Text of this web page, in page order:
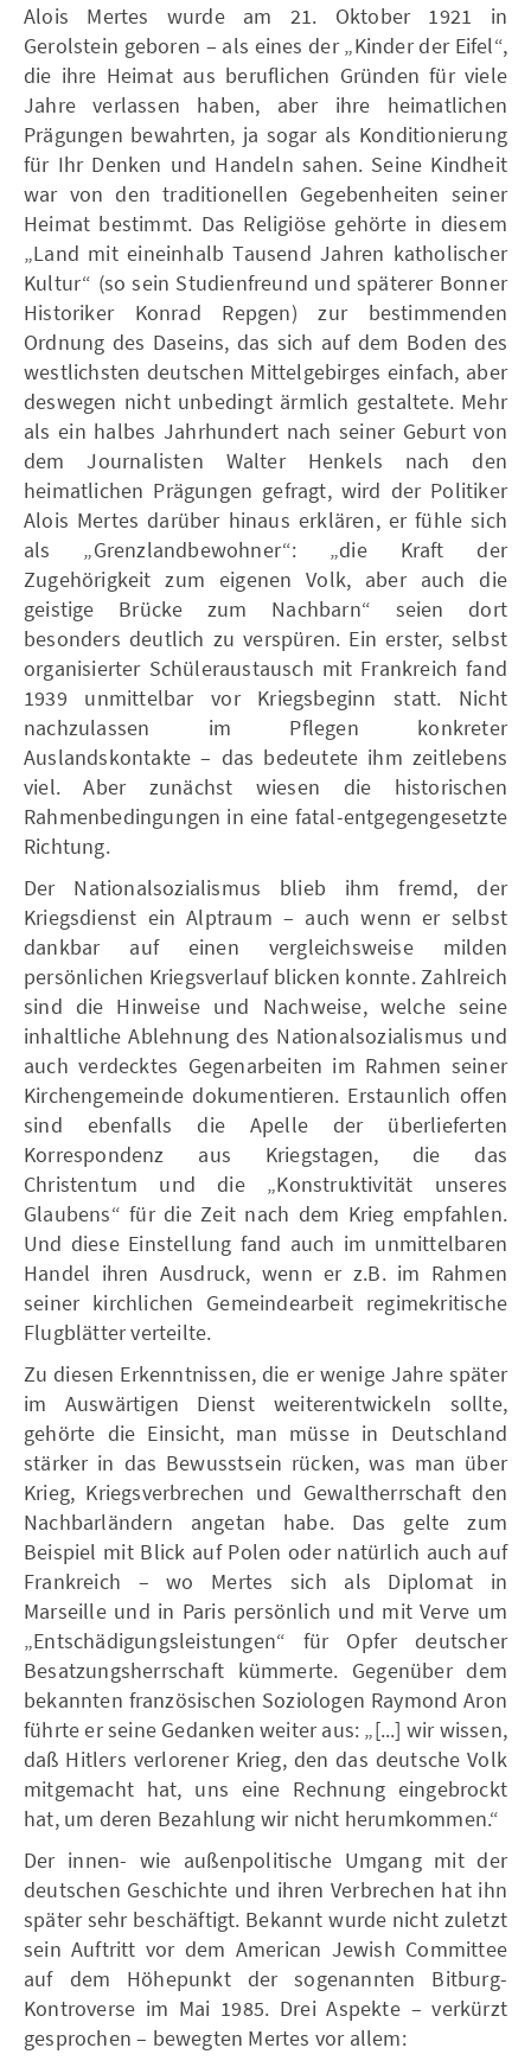
Alois Mertes wurde am 21. Oktober 1921 in
Gerolstein geboren – als eines der „Kinder der Eifel“,
die ihre Heimat aus beruflichen Gründen für viele
Jahre verlassen haben, aber ihre heimatlichen
Prägungen bewahrten, ja sogar als Konditionierung
für Ihr Denken und Handeln sahen. Seine Kindheit
war von den traditionellen Gegebenheiten seiner
Heimat bestimmt. Das Religiöse gehörte in diesem
„Land mit eineinhalb Tausend Jahren katholischer
Kultur“ (so sein Studienfreund und späterer Bonner
Historiker Konrad Repgen) zur bestimmenden
Ordnung des Daseins, das sich auf dem Boden des
westlichsten deutschen Mittelgebirges einfach, aber
deswegen nicht unbedingt ärmlich gestaltete. Mehr
als ein halbes Jahrhundert nach seiner Geburt von
dem Journalisten Walter Henkels nach den
heimatlichen Prägungen gefragt, wird der Politiker
Alois Mertes darüber hinaus erklären, er fühle sich
als „Grenzlandbewohner“: „die Kraft der
Zugehörigkeit zum eigenen Volk, aber auch die
geistige Brücke zum Nachbarn“ seien dort
besonders deutlich zu verspüren. Ein erster, selbst
organisierter Schüleraustausch mit Frankreich fand
1939 unmittelbar vor Kriegsbeginn statt. Nicht
nachzulassen im Pflegen konkreter
Auslandskontakte – das bedeutete ihm zeitlebens
viel. Aber zunächst wiesen die historischen
Rahmenbedingungen in eine fatal-entgegengesetzte
Richtung.
Der Nationalsozialismus blieb ihm fremd, der
Kriegsdienst ein Alptraum – auch wenn er selbst
dankbar auf einen vergleichsweise milden
persönlichen Kriegsverlauf blicken konnte. Zahlreich
sind die Hinweise und Nachweise, welche seine
inhaltliche Ablehnung des Nationalsozialismus und
auch verdecktes Gegenarbeiten im Rahmen seiner
Kirchengemeinde dokumentieren. Erstaunlich offen
sind ebenfalls die Apelle der überlieferten
Korrespondenz aus Kriegstagen, die das
Christentum und die „Konstruktivität unseres
Glaubens“ für die Zeit nach dem Krieg empfahlen.
Und diese Einstellung fand auch im unmittelbaren
Handel ihren Ausdruck, wenn er z.B. im Rahmen
seiner kirchlichen Gemeindearbeit regimekritische
Flugblätter verteilte.
Zu diesen Erkenntnissen, die er wenige Jahre später
im Auswärtigen Dienst weiterentwickeln sollte,
gehörte die Einsicht, man müsse in Deutschland
stärker in das Bewusstsein rücken, was man über
Krieg, Kriegsverbrechen und Gewaltherrschaft den
Nachbarländern angetan habe. Das gelte zum
Beispiel mit Blick auf Polen oder natürlich auch auf
Frankreich – wo Mertes sich als Diplomat in
Marseille und in Paris persönlich und mit Verve um
„Entschädigungsleistungen“ für Opfer deutscher
Besatzungsherrschaft kümmerte. Gegenüber dem
bekannten französischen Soziologen Raymond Aron
führte er seine Gedanken weiter aus: „[...] wir wissen,
daß Hitlers verlorener Krieg, den das deutsche Volk
mitgemacht hat, uns eine Rechnung eingebrockt
hat, um deren Bezahlung wir nicht herumkommen.“
Der innen- wie außenpolitische Umgang mit der
deutschen Geschichte und ihren Verbrechen hat ihn
später sehr beschäftigt. Bekannt wurde nicht zuletzt
sein Auftritt vor dem American Jewish Committee
auf dem Höhepunkt der sogenannten Bitburg-
Kontroverse im Mai 1985. Drei Aspekte – verkürzt
gesprochen – bewegten Mertes vor allem: